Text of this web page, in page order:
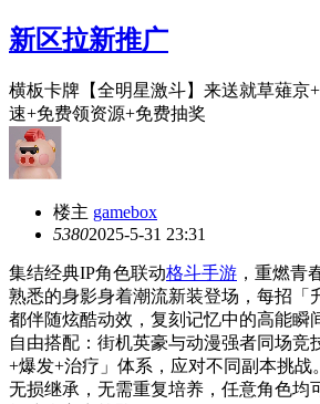
新区拉新推广
横板卡牌【全明星激斗】来送就草薙京
速+免费领资源+免费抽奖
楼主 gamebox
53802025-5-31 23:31
集结经典IP角色联动格斗手游 ，重燃青
熟悉的身影身着潮流新装登场，每招「
都伴随炫酷动效，复刻记忆中的高能瞬
自由搭配：街机英豪与动漫强者同场竞
+爆发+治疗」体系，应对不同副本挑战
无损继承，无需重复培养，任意角色均